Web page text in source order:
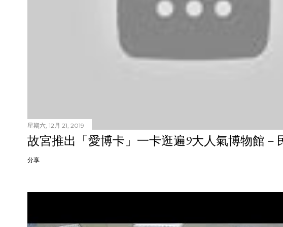
星期六, 12月 21, 2019
故宮推出「愛博卡」一卡逛遍9大人氣博物館－
分享